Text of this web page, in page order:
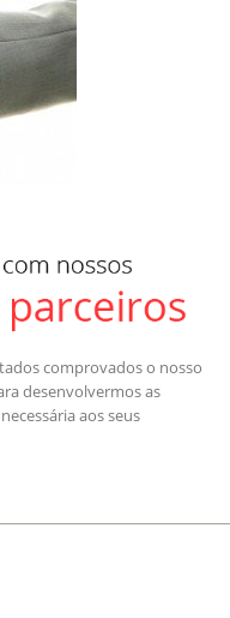
comprovados o nosso
desenvolvermos as
aos seus